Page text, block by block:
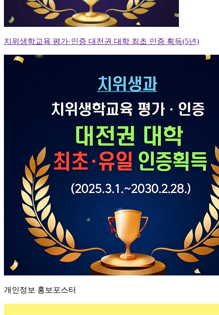
치위생학교육 평가·인증 대전권 대학 최초 인증 획득(5년)
개인정보 홍보포스터